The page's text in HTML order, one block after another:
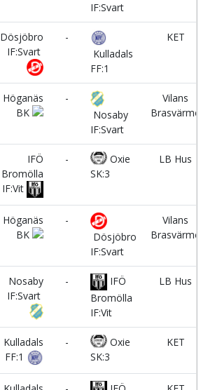
IF:Svart
Dösjöbro
IF:Svart
-
Kulladals
FF:1
KET
Höganäs
BK
-
Nosaby
IF:Svart
Vilans
Brasvärme
IFÖ
Bromölla
IF:Vit
-
Oxie
SK:3
LB Hus
Höganäs
BK
-
Dösjöbro
IF:Svart
Vilans
Brasvärme
Nosaby
IF:Svart
-
IFÖ
Bromölla
IF:Vit
LB Hus
Kulladals
FF:1
-
Oxie
SK:3
KET